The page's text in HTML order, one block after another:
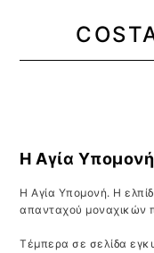
Η Αγία
Η Αγία Υπομονή. Η
απανταχού μοναχικών
Τέμπερα σε σελίδα